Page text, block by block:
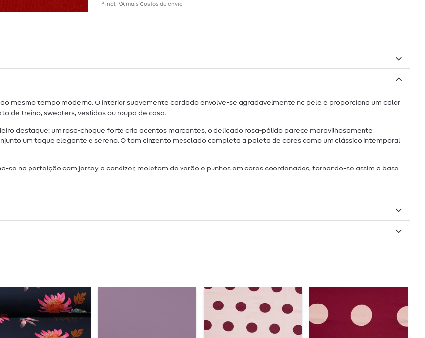
* incl. IVA mais Custos de envio
mesmo tempo moderno. O interior suavemente cardado envolve-se agradavelmente na pele e proporciona um calor
de treino, sweaters, vestidos ou roupa de casa.
destaque: um rosa‑choque forte cria acentos marcantes, o delicado rosa‑pálido parece maravilhosamente
um toque elegante e sereno. O tom cinzento mesclado completa a paleta de cores como um clássico intemporal
na perfeição com jersey a condizer, moletom de verão e punhos em cores coordenadas, tornando-se assim a base